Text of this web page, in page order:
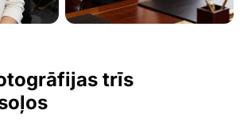
trīs